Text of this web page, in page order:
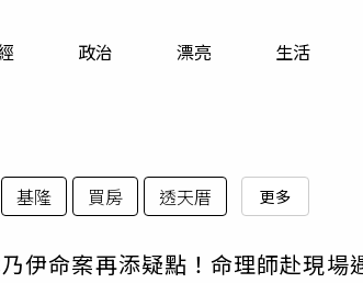
運勢
政治 漂亮 生活
基隆 買房 透天厝 更多
伊命案再添疑點！命理師赴現